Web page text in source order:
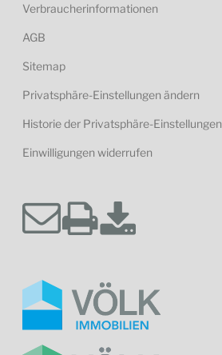
Verbraucherinformationen
AGB
Sitemap
Privatsphäre-Einstellungen ändern
Historie der Privatsphäre-Einstellungen
Einwilligungen widerrufen